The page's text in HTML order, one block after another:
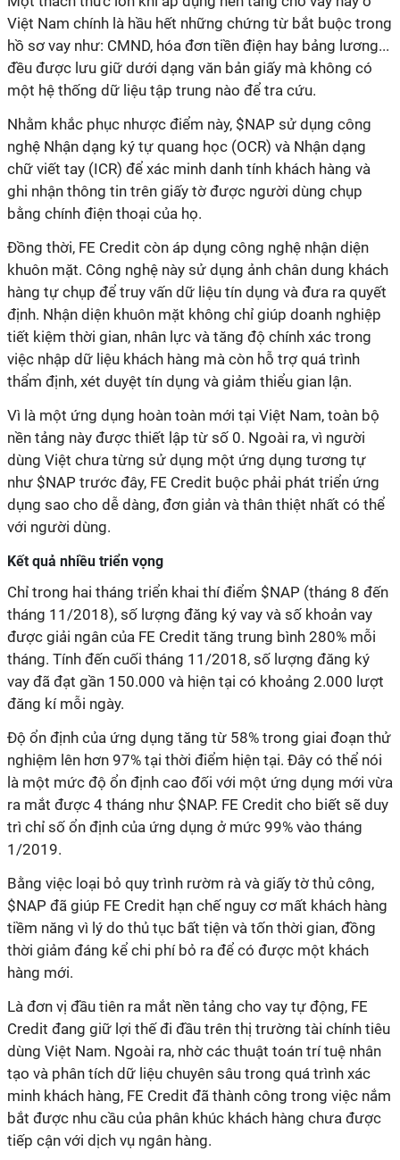
Việt Nam chính là hầu hết những chứng từ bắt buộc trong
hồ sơ vay như: CMND, hóa đơn tiền điện hay bảng lương...
đều được lưu giữ dưới dạng văn bản giấy mà không có
một hệ thống dữ liệu tập trung nào để tra cứu.
Nhằm khắc phục nhược điểm này, $NAP sử dụng công
nghệ Nhận dạng ký tự quang học (OCR) và Nhận dạng
chữ viết tay (ICR) để xác minh danh tính khách hàng và
ghi nhận thông tin trên giấy tờ được người dùng chụp
bằng chính điện thoại của họ.
Đồng thời, FE Credit còn áp dụng công nghệ nhận diện
khuôn mặt. Công nghệ này sử dụng ảnh chân dung khách
hàng tự chụp để truy vấn dữ liệu tín dụng và đưa ra quyết
định. Nhận diện khuôn mặt không chỉ giúp doanh nghiệp
tiết kiệm thời gian, nhân lực và tăng độ chính xác trong
việc nhập dữ liệu khách hàng mà còn hỗ trợ quá trình
thẩm định, xét duyệt tín dụng và giảm thiểu gian lận.
Vì là một ứng dụng hoàn toàn mới tại Việt Nam, toàn bộ
nền tảng này được thiết lập từ số 0. Ngoài ra, vì người
dùng Việt chưa từng sử dụng một ứng dụng tương tự
như $NAP trước đây, FE Credit buộc phải phát triển ứng
dụng sao cho dễ dàng, đơn giản và thân thiệt nhất có thể
với người dùng.
Kết quả nhiều triển vọng
Chỉ trong hai tháng triển khai thí điểm $NAP (tháng 8 đến
tháng 11/2018), số lượng đăng ký vay và số khoản vay
được giải ngân của FE Credit tăng trung bình 280% mỗi
tháng. Tính đến cuối tháng 11/2018, số lượng đăng ký
vay đã đạt gần 150.000 và hiện tại có khoảng 2.000 lượt
đăng kí mỗi ngày.
Độ ổn định của ứng dụng tăng từ 58% trong giai đoạn thử
nghiệm lên hơn 97% tại thời điểm hiện tại. Đây có thể nói
là một mức độ ổn định cao đối với một ứng dụng mới vừa
ra mắt được 4 tháng như $NAP. FE Credit cho biết sẽ duy
trì chỉ số ổn định của ứng dụng ở mức 99% vào tháng
1/2019.
Bằng việc loại bỏ quy trình rườm rà và giấy tờ thủ công,
$NAP đã giúp FE Credit hạn chế nguy cơ mất khách hàng
tiềm năng vì lý do thủ tục bất tiện và tốn thời gian, đồng
thời giảm đáng kể chi phí bỏ ra để có được một khách
hàng mới.
Là đơn vị đầu tiên ra mắt nền tảng cho vay tự động, FE
Credit đang giữ lợi thế đi đầu trên thị trường tài chính tiêu
dùng Việt Nam. Ngoài ra, nhờ các thuật toán trí tuệ nhân
tạo và phân tích dữ liệu chuyên sâu trong quá trình xác
minh khách hàng, FE Credit đã thành công trong việc nắm
bắt được nhu cầu của phân khúc khách hàng chưa được
tiếp cận với dịch vụ ngân hàng.